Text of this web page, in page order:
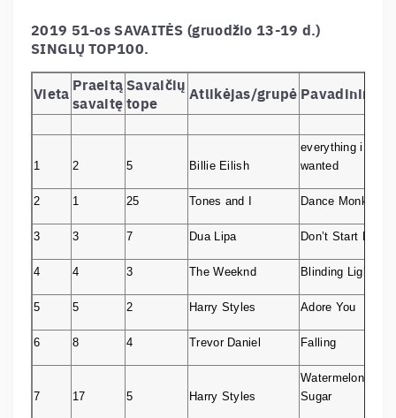
A Jolly
93 92 61 The Weeknd Starboy
94 58 54 Beissoul & Einius #Asecretcontract
96 98 19 A$AP Rocky TESTING
97 82 14 Bazzi Soul Searching
99 0 0 Sel Muzika
2019 51-os SAVAITĖS (gruodžio 13-19 d.)
SINGLŲ TOP100.
Vieta Praeitą
savaitę
Savaičių
tope
Atlikėjas/grupė Pavadinimas
1 2 5 Billie Eilish
everything i
wanted
2 1 25 Tones and I Dance Monkey
3 3 7 Dua Lipa Don’t Start Now
4 4 3 The Weeknd Blinding Lights
5 5 2 Harry Styles Adore You
6 8 4 Trevor Daniel Falling
7 17 5 Harry Styles
Watermelon
Sugar